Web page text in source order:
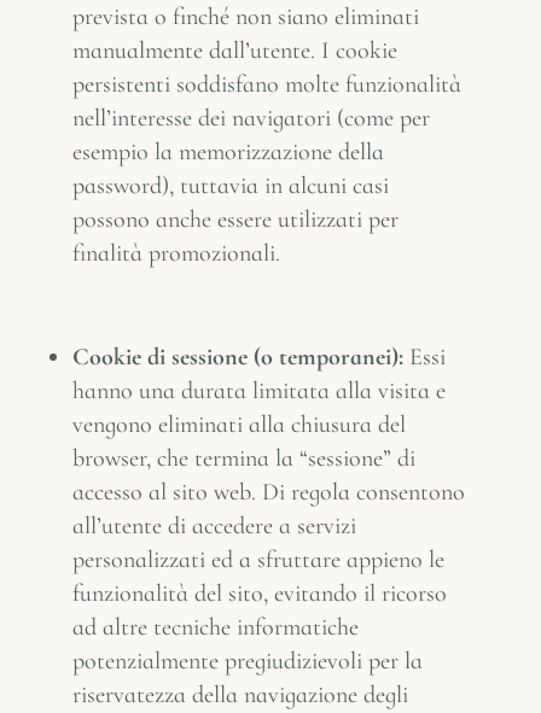
prevista o finché non siano eliminati
manualmente dall’utente. I cookie
persistenti soddisfano molte funzionalità
nell’interesse dei navigatori (come per
esempio la memorizzazione della
password), tuttavia in alcuni casi
possono anche essere utilizzati per
finalità promozionali.
Cookie di sessione (o temporanei): Essi
hanno una durata limitata alla visita e
vengono eliminati alla chiusura del
browser, che termina la “sessione” di
accesso al sito web. Di regola consentono
all’utente di accedere a servizi
personalizzati ed a sfruttare appieno le
funzionalità del sito, evitando il ricorso
ad altre tecniche informatiche
potenzialmente pregiudizievoli per la
riservatezza della navigazione degli